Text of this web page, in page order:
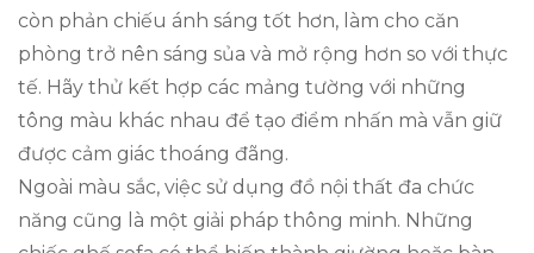
còn phản chiếu ánh sáng tốt hơn, làm cho căn
phòng trở nên sáng sủa và mở rộng hơn so với thực
tế. Hãy thử kết hợp các mảng tường với những
tông màu khác nhau để tạo điểm nhấn mà vẫn giữ
được cảm giác thoáng đãng.
Ngoài màu sắc, việc sử dụng đồ nội thất đa chức
năng cũng là một giải pháp thông minh. Những